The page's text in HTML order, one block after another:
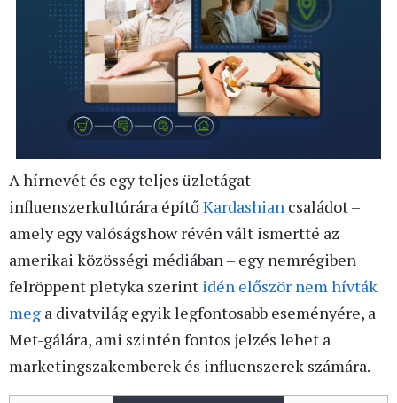
A hírnevét és egy teljes üzletágat
influenszerkultúrára építőKardashian családot –
amely egy valóságshow révén vált ismertté az
amerikai közösségi médiában – egy nemrégiben
felröppent pletyka szerint idén először nem hívták
meg a divatvilág egyik legfontosabb eseményére, a
Met-gálára, ami szintén fontos jelzés lehet a
marketingszakemberek és influenszerek számára.